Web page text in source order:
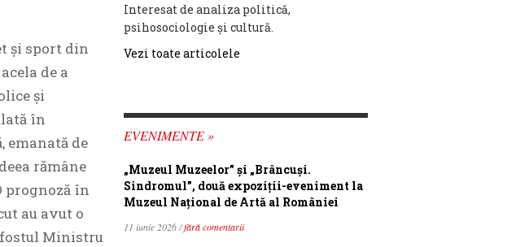
şi sport din
de a
şi
în
emanată de
rămâne
prognoză în
au avut o
Ministru
Interesat de analiza politică,
psihosociologie şi cultură.
Vezi toate articolele
EVENIMENTE »
„Muzeul Muzeelor” și „Brâncuși.
Sindromul”, două expoziții-eveniment la
Muzeul Național de Artă al României
11 iunie 2026 /fără comentarii